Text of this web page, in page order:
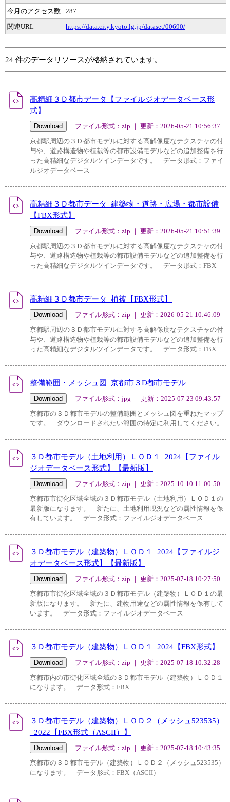
今月のアクセス数
287
関連URL
https://data.city.kyoto.lg.jp/dataset/00690/
24 件のデータリソースが格納されています。
高精細３Ｄ都市データ【ファイルジオデータベース形
式】
ファイル形式：zip ｜ 更新：2026-05-21 10:56:37
京都駅周辺の３Ｄ都市モデルに対する高解像度なテクスチャの付
与や、道路構造物や植栽等の都市設備モデルなどの追加整備を行
った高精細なデジタルツインデータです。 データ形式：ファイ
ルジオデータベース
高精細３Ｄ都市データ_建築物・道路・広場・都市設備
【FBX形式】
ファイル形式：zip ｜ 更新：2026-05-21 10:51:39
京都駅周辺の３Ｄ都市モデルに対する高解像度なテクスチャの付
与や、道路構造物や植栽等の都市設備モデルなどの追加整備を行
った高精細なデジタルツインデータです。 データ形式：FBX
高精細３Ｄ都市データ_植被【FBX形式】
ファイル形式：zip ｜ 更新：2026-05-21 10:46:09
京都駅周辺の３Ｄ都市モデルに対する高解像度なテクスチャの付
与や、道路構造物や植栽等の都市設備モデルなどの追加整備を行
った高精細なデジタルツインデータです。 データ形式：FBX
整備範囲・メッシュ図_京都市３D都市モデル
ファイル形式：jpg ｜ 更新：2025-07-23 09:43:57
京都市の３Ｄ都市モデルの整備範囲とメッシュ図を重ねたマップ
です。 ダウンロードされたい範囲の特定に利用してください。
３Ｄ都市モデル（土地利用）ＬＯＤ１_2024【ファイル
ジオデータベース形式】【最新版】
ファイル形式：zip ｜ 更新：2025-10-10 11:00:50
京都市市街化区域全域の３Ｄ都市モデル（土地利用）ＬＯＤ１の
最新版になります。 新たに、土地利用現況などの属性情報を保
有しています。 データ形式：ファイルジオデータベース
３Ｄ都市モデル（建築物）ＬＯＤ１_2024【ファイルジ
オデータベース形式】【最新版】
ファイル形式：zip ｜ 更新：2025-07-18 10:27:50
京都市市街化区域全域の３Ｄ都市モデル（建築物）ＬＯＤ１の最
新版になります。 新たに、建物用途などの属性情報を保有して
います。 データ形式：ファイルジオデータベース
３Ｄ都市モデル（建築物）ＬＯＤ１_2024【FBX形式】
ファイル形式：zip ｜ 更新：2025-07-18 10:32:28
京都市内の市街化区域全域の３Ｄ都市モデル（建築物）ＬＯＤ１
になります。 データ形式：FBX
３Ｄ都市モデル（建築物）ＬＯＤ２（メッシュ523535）
_2022【FBX形式（ASCII）】
ファイル形式：zip ｜ 更新：2025-07-18 10:43:35
京都市の３Ｄ都市モデル（建築物）ＬＯＤ２（メッシュ523535）
になります。 データ形式：FBX（ASCII）